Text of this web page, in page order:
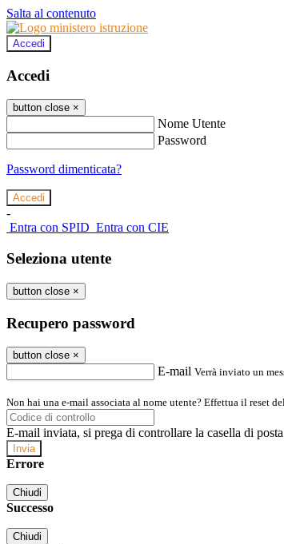
Salta al contenuto
Accedi
Accedi
button close ×
Nome Utente
Password
Password dimenticata?
-
Entra con SPID Entra con CIE
Seleziona utente
button close ×
Recupero password
button close ×
E-mail Verrà inviato un
Non hai una e-mail associata al nome utente? Effettua il reset
E-mail inviata, si prega di controllare la casella di
Errore
Chiudi
Successo
Chiudi